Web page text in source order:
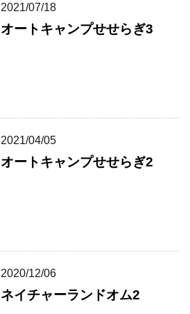
2021/07/18
オートキャンプせせらぎ3
2021/04/05
オートキャンプせせらぎ2
2020/12/06
ネイチャーランドオム2